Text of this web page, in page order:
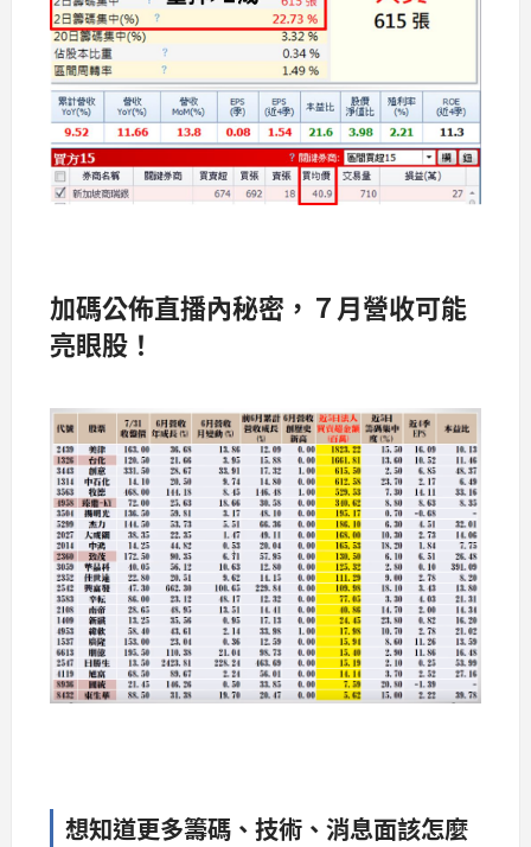
加碼公佈直播內秘密，７月營收可能
亮眼股！
想知道更多籌碼、技術、消息面該怎麼